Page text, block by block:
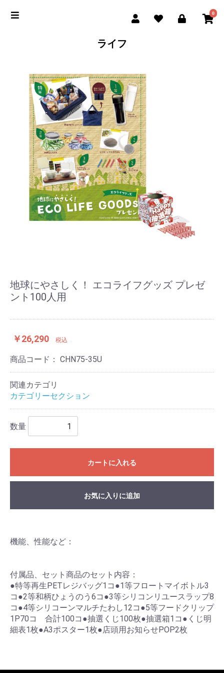
0
ライフ
地球にやさしく！ エコライフグッズ プレゼ
ント100人用
￥26,290 税込
商品コード： CHN75-35U
関連カテゴリ
カテゴリーセクション
数量
カートに入れる
お気に入りに追加
機能、性能など：
付属品、セット商品のセット内容：
●特等再生PETレジバッグ1コ●1等フロートマイボトル3
コ●2等和柄ひょうのう6コ●3等シリコンリユースラップ8
コ●4等シリコーンマルチたわし12コ●5等フードクリップ
1P70コ 合計100コ●抽選くじ100枚●抽選箱1コ●くじ明
細表1枚●A3ポスター1枚●店頭用お知らせPOP2枚